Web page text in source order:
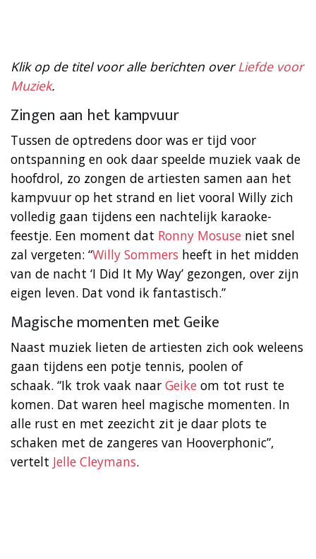
Klik op de titel voor alle berichten overLiefde voor
Muziek.
Zingen aan het kampvuur
Tussen de optredens door was er tijd voor
ontspanning en ook daar speelde muziek vaak de
hoofdrol, zo zongen de artiesten samen aan het
kampvuur op het strand en liet vooral Willy zich
volledig gaan tijdens een nachtelijk karaoke-
feestje. Een moment dat Ronny Mosuse niet snel
zal vergeten: “Willy Sommers heeft in het midden
van de nacht ‘I Did It My Way’ gezongen, over zijn
eigen leven. Dat vond ik fantastisch.”
Magische momenten met Geike
Naast muziek lieten de artiesten zich ook weleens
gaan tijdens een potje tennis, poolen of
schaak. “Ik trok vaak naar Geike om tot rust te
komen. Dat waren heel magische momenten. In
alle rust en met zeezicht zit je daar plots te
schaken met de zangeres van Hooverphonic”,
vertelt Jelle Cleymans.